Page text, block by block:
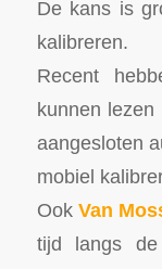
De kans is
kalibreren.
Recent
kunnen lezen
aangesloten
mobiel
Ook Van
tijd langs